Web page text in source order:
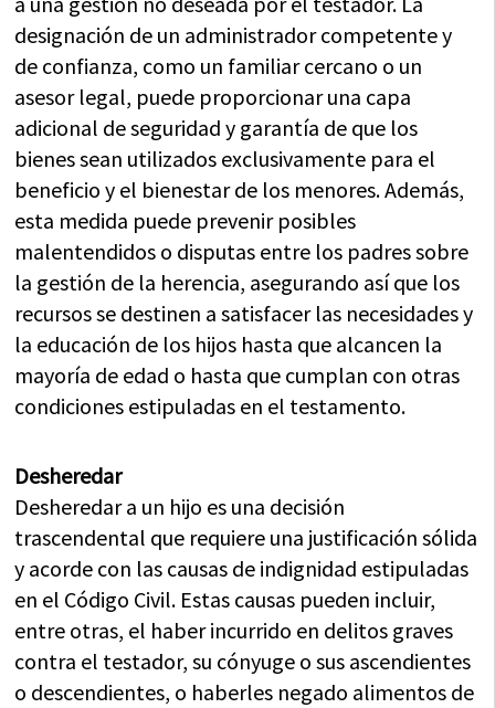
designación de un administrador competente y
de confianza, como un familiar cercano o un
asesor legal, puede proporcionar una capa
adicional de seguridad y garantía de que los
bienes sean utilizados exclusivamente para el
beneficio y el bienestar de los menores. Además,
esta medida puede prevenir posibles
malentendidos o disputas entre los padres sobre
la gestión de la herencia, asegurando así que los
recursos se destinen a satisfacer las necesidades y
la educación de los hijos hasta que alcancen la
mayoría de edad o hasta que cumplan con otras
condiciones estipuladas en el testamento.
Desheredar
Desheredar a un hijo es una decisión
trascendental que requiere una justificación sólida
y acorde con las causas de indignidad estipuladas
en el Código Civil. Estas causas pueden incluir,
entre otras, el haber incurrido en delitos graves
contra el testador, su cónyuge o sus ascendientes
o descendientes, o haberles negado alimentos de